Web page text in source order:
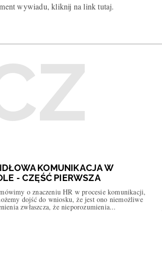
wywiadu, kliknij na link tutaj.
KOMUNIKACJA W
- CZĘŚĆ PIERWSZA
o znaczeniu HR w procesie komunikacji,
dojść do wniosku, że jest ono niemożliwe
zwłaszcza, że nieporozumienia...